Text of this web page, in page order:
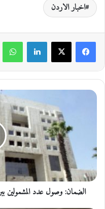
اخبار الاردن
ا
ن
:
و
ص
الضمان: وصول عدد المشمولين ببرنامج